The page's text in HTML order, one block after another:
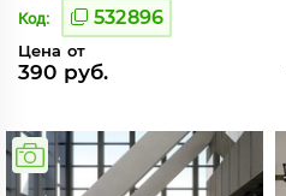
Код: 532896
Цена от
390 руб.